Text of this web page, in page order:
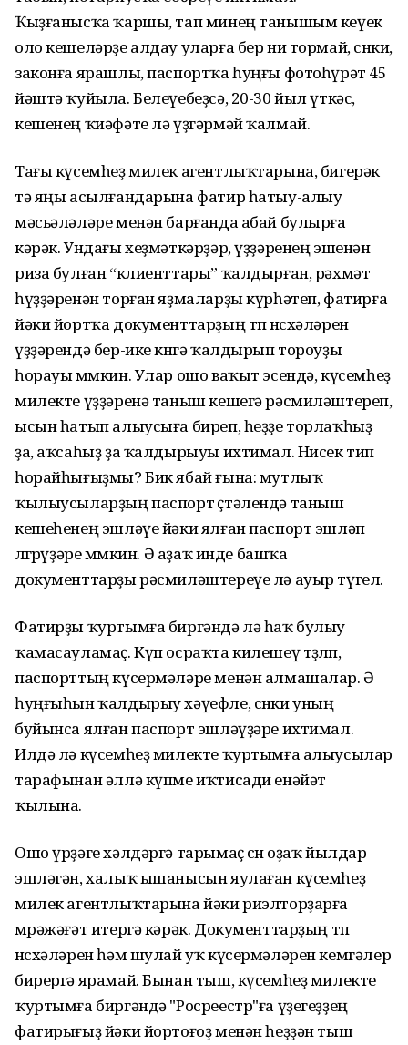
Ҡыҙғанысҡа ҡаршы, тап минең танышым кеүек
оло кешеләрҙе алдау уларға бер ни тормай, сөнки,
законға ярашлы, паспортҡа һуңғы фотоһүрәт 45
йәштә ҡуйыла. Белеүебеҙсә, 20-30 йыл үткәс,
кешенең ҡиәфәте лә үҙгәрмәй ҡалмай.
Тағы күсемһеҙ милек агентлыҡтарына, бигерәк
тә яңы асылғандарына фатир һатыу-алыу
мәсьәләләре менән барғанда абай булырға
кәрәк. Ундағы хеҙмәткәрҙәр, үҙҙәренең эшенән
риза булған “клиенттары” ҡалдырған, рәхмәт
һүҙҙәренән торған яҙмаларҙы күрһәтеп, фатирға
йәки йортҡа документтарҙың төп нөсхәләрен
үҙҙәрендә бер-ике көнгә ҡалдырып тороуҙы
һорауы мөмкин. Улар ошо ваҡыт эсендә, күсемһеҙ
милекте үҙҙәренә таныш кешегә рәсмиләштереп,
ысын һатып алыусыға биреп, һеҙҙе торлаҡһыҙ
ҙа, аҡсаһыҙ ҙа ҡалдырыуы ихтимал. Нисек тип
һорайһығыҙмы? Бик ябай ғына: мутлыҡ
ҡылыусыларҙың паспорт өҫтәлендә таныш
кешеһенең эшләүе йәки ялған паспорт эшләп
өлгөрөүҙәре мөмкин. Ә аҙаҡ инде башҡа
документтарҙы рәсмиләштереүе лә ауыр түгел.
Фатирҙы ҡуртымға биргәндә лә һаҡ булыу
ҡамасауламаҫ. Күп осраҡта килешеү төҙөлөп,
паспорттың күсермәләре менән алмашалар. Ә
һуңғыһын ҡалдырыу хәүефле, сөнки уның
буйынса ялған паспорт эшләүҙәре ихтимал.
Илдә лә күсемһеҙ милекте ҡуртымға алыусылар
тарафынан әллә күпме иҡтисади енәйәт
ҡылына.
Ошо үрҙәге хәлдәргә тарымаҫ өсөн оҙаҡ йылдар
эшләгән, халыҡ ышанысын яулаған күсемһеҙ
милек агентлыҡтарына йәки риэлторҙарға
мөрәжәғәт итергә кәрәк. Документтарҙың төп
нөсхәләрен һәм шулай уҡ күсермәләрен кемгәлер
бирергә ярамай. Бынан тыш, күсемһеҙ милекте
ҡуртымға биргәндә "Росреестр"ға үҙегеҙҙең
фатирығыҙ йәки йортоғоҙ менән һеҙҙән тыш